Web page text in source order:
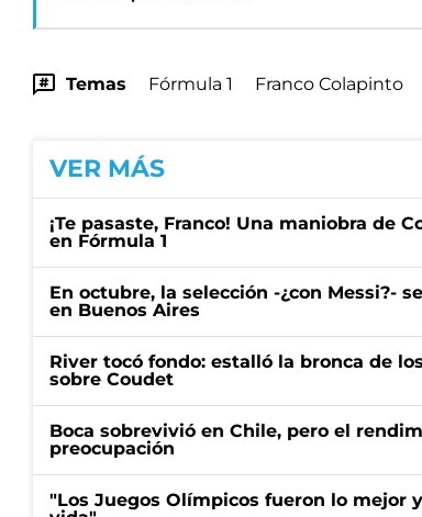
Temas Fórmula 1 Franco Colapinto
VER MÁS
¡Te pasaste, Franco! Una maniobra de
en Fórmula 1
En octubre, la selección -¿con Messi?-
en Buenos Aires
River tocó fondo: estalló la bronca de
sobre Coudet
Boca sobrevivió en Chile, pero el
preocupación
"Los Juegos Olímpicos fueron lo mejor